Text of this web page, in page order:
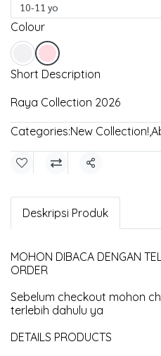
10-11 yo
Colour
Short Description
Raya Collection 2026
Categories:New Collection!,
Share
Deskripsi Produk
MOHON DIBACA DENGAN
ORDER
Sebelum checkout mohon
terlebih dahulu ya
DETAILS PRODUCTS